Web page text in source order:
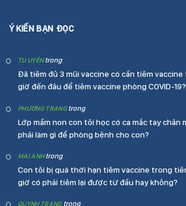
Ý KIẾN BẠN ĐỌC
TU UYÊNtrong
Đã tiêm đủ 3 mũi vaccine có cần tiêm vaccine
giờ đến đâu để tiêm vaccine phòng COVID-19?
PHƯƠNG TRANGtrong
Lớp mầm non con tôi học có ca mắc tay chân
phải làm gì để phòng bệnh cho con?
MAI ANHtrong
Con tôi bị quá thời hạn tiêm vaccine trong
giờ có phải tiêm lại được từ đầu hay không?
QUYNH TRANGtrong